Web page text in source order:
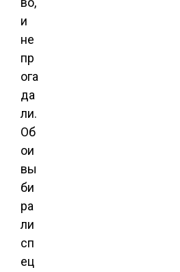
и
не
пр
ога
да
ли.
Об
ои
вы
би
ра
ли
сп
ец